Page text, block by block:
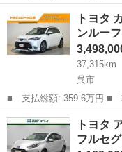
ー名： トヨタ ■ 車種名
ザーセレクション フルセ
ー接続可...
呉市 アクア
トヨタ
ンルー
37,315km
呉市
■ 支払総額: 359.6万円 ■ 車両本体価格： 3,498,000 円 ■ メーカ
ー名： トヨタ ■ 車種名
イブリッド Ｚ サンルー
クプレイ...
広島 呉市 トヨタ
トヨタ
フルセ